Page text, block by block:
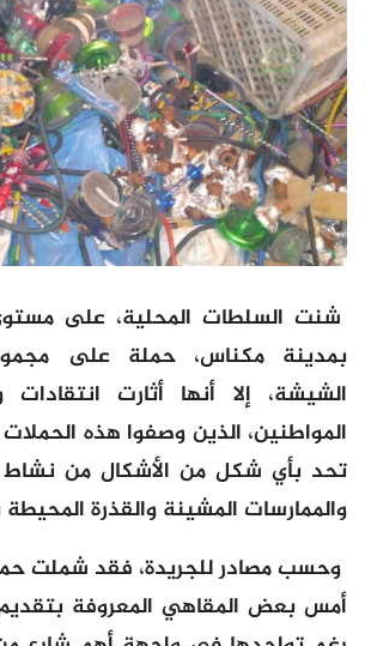
شنت السلطات المحلية، على
بمدينة مكناس، حملة على
الشيشة، إلا أنها أثارت
المواطنين، الذين وصفوا هذه الحملات
تحد بأي شكل من الأشكال من
والممارسات المشينة والقذرة المحيطة
وحسب مصادر للجريدة، فقد شملت
أمس بعض المقاهي المعروفة